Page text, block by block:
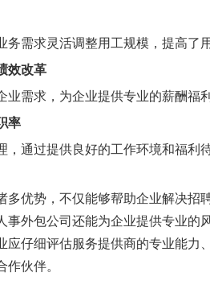
需求灵活调整用工规模，提高了用
效改革
求，为企业提供专业的薪酬福利
率
通过提供良好的工作环境和福利
优势，不仅能够帮助企业解决招
事外包公司还能为企业提供专业的
仔细评估服务提供商的专业能力
伙伴。